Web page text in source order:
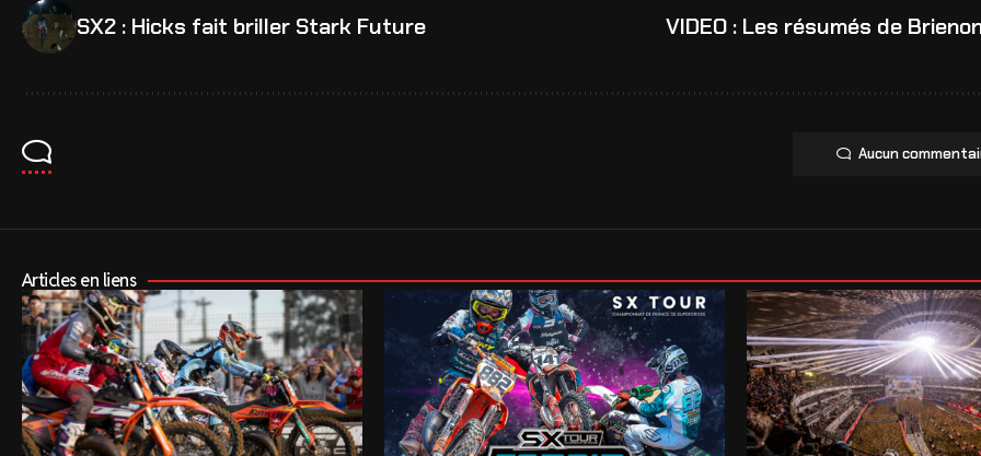
SX2 : Hicks fait briller Stark Future VIDEO : Les résumés de
Aucun
Articles en liens